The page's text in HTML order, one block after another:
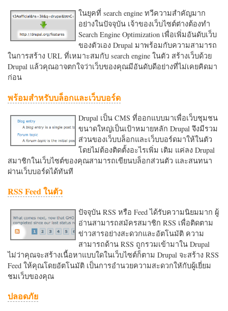
ในยุคที่ search engine ทวีความสำคัญมาก
อย่างในปัจจุบัน เจ้าของเว็บไซต์ต่างต้องทำ
Search Engine Optimization เพื่อเพิ่มอันดับเว็บ
ของตัวเอง Drupal มาพร้อมกับความสามารถ
ในการสร้าง URL ที่เหมาะสมกับ search engine ในตัว สร้างเว็บด้วย
Drupal แล้วคุณอาจตกใจว่าเว็บของคุณมีอันดับดีอย่างที่ไม่เคยคิดมา
ก่อน
พร้อมสำหรับบล็อกและเว็บบอร์ด
Drupal เป็น CMS ที่ออกแบบมาเพื่อเว็บชุมชน
ขนาดใหญ่เป็นเป้าหมายหลัก Drupal จึงมีรวม
ส่วนของเว็บบล็อกและเว็บบอร์ดมาให้ในตัว
โดยไม่ต้องติดตั้งอะไรเพิ่ม เติม แค่ลง Drupal
สมาชิกในเว็บไซต์ของคุณสามารถเขียนบล็อกส่วนตัว และสนทนา
ผ่านเว็บบอร์ดได้ทันที
RSS Feed ในตัว
ปัจจุบัน RSS หรือ Feed ได้รับความนิยมมาก ผู้
อ่านสามารถสมัครสมาชิก RSS เพื่อติดตาม
ข่าวสารอย่างสะดวกและอัตโนมัติ ความ
สามารถด้าน RSS ถูกรวมเข้ามาใน Drupal
ไม่ว่าคุณจะสร้างเนื้อหาแบบใดในเว็บไซต์ก็ตาม Drupal จะสร้าง RSS
Feed ให้คุณโดยอัตโนมัติ เป็นการอำนวยความสะดวกใหักับผู้เยี่ยม
ชมเว็บของคุณ
ปลอดภัย